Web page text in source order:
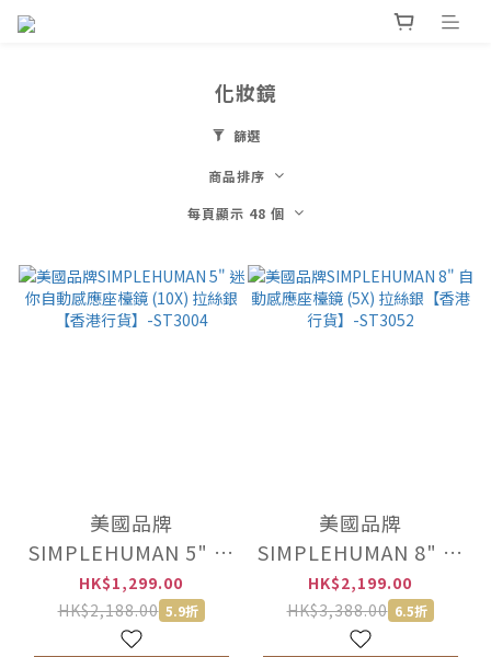
化妝鏡
篩選
商品排序
每頁顯示 48 個
美國品牌
SIMPLEHUMAN 5" 迷
你自動感應座檯鏡
(10X) 拉絲銀【香港行
貨】-ST3004
HK$1,299.00
HK$2,188.00 5.9折
美國品牌
SIMPLEHUMAN 8" 自
動感應座檯鏡 (5X) 拉
絲銀【香港行貨】-
ST3052
HK$2,199.00
HK$3,388.00 6.5折